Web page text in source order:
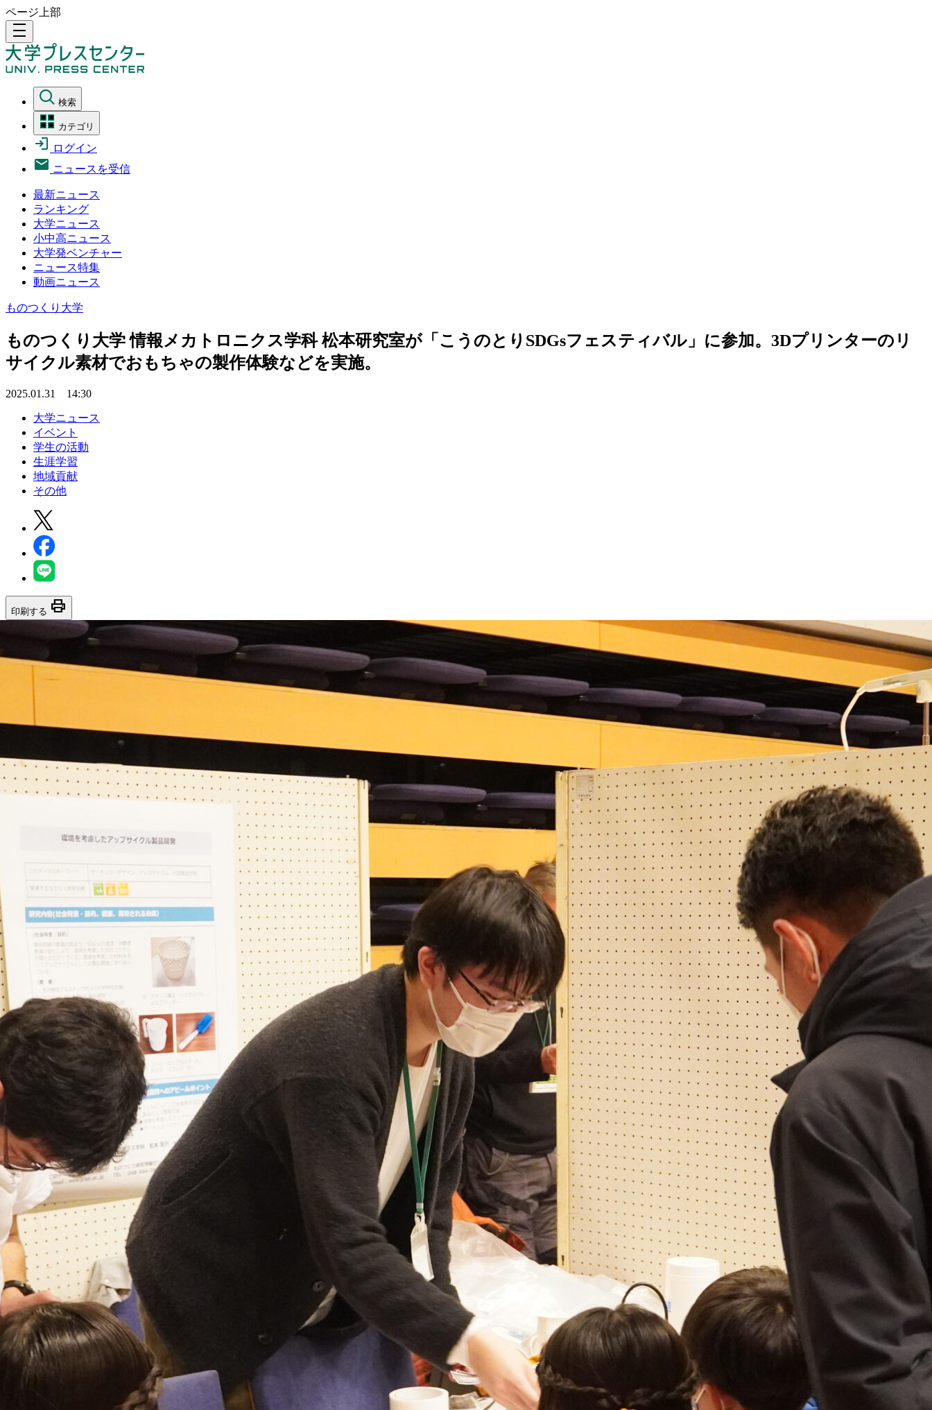
ページ上部
density_medium
検索
カテゴリ
ログイン
ニュースを受信
最新ニュース
ランキング
大学ニュース
小中高ニュース
大学発ベンチャー
ニュース特集
動画ニュース
ものつくり大学
ものつくり大学 情報メカトロニクス学科 松本研究室が「こうのとりSDGsフェスティバル」に参加。3Dプリンターのリ
サイクル素材でおもちゃの製作体験などを実施。
2025.01.31 14:30
大学ニュース
イベント
学生の活動
生涯学習
地域貢献
その他
印刷する print